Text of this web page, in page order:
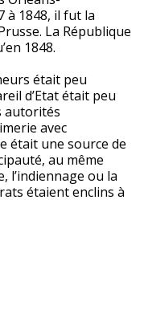
à 1848, il fut la
La République
1848.
était peu
d’Etat était peu
autorités
avec
était une source de
au même
l’indiennage ou la
étaient enclins à